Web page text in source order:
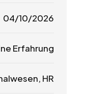
04/10/2026
Erfahrung
HR